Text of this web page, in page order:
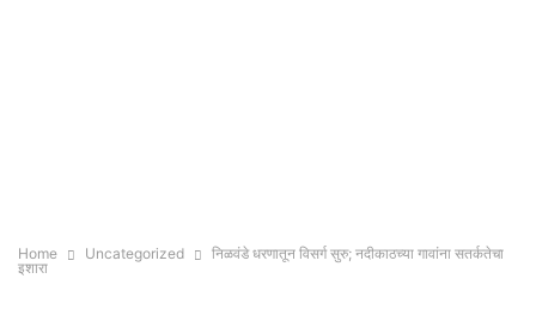
Home Uncategorized
निळवंडे धरणातून विसर्ग सुरु; नदीकाठच्या गावांना सतर्कतेचा
इशारा